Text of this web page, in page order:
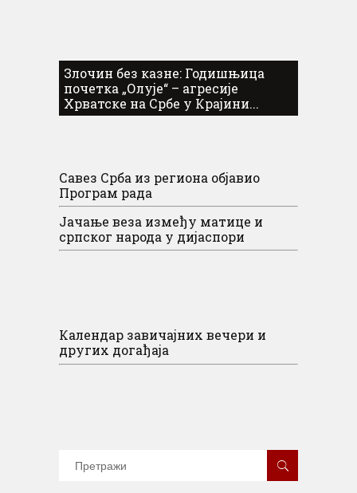
Злочин без казне: Годишњица
почетка „Олује“ – агресије
Хрватске на Србе у Крајини...
Савез Срба из региона објавио
Програм рада
Јачање веза између матице и
српског народа у дијаспори
Календар завичајних вечери и
других догађаја